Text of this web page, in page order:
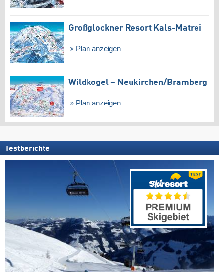
Großglockner Resort Kals-Matrei
Plan anzeigen
Wildkogel – Neukirchen/​Bramberg
Plan anzeigen
Testberichte